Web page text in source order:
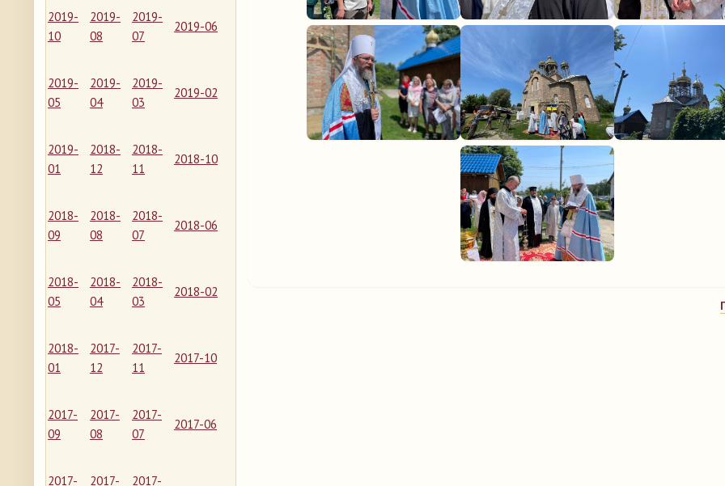
2019-
10
2019-
08
2019-
07
2019-06
2019-
05
2019-
04
2019-
03
2019-02
2019-
01
2018-
12
2018-
11
2018-10
2018-
09
2018-
08
2018-
07
2018-06
2018-
05
2018-
04
2018-
03
2018-02
2018-
01
2017-
12
2017-
11
2017-10
2017-
09
2017-
08
2017-
07
2017-06
2017- 2017- 2017-